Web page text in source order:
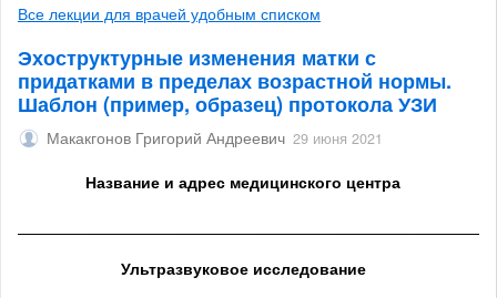
Все лекции для врачей удобным списком
Эхоструктурные изменения матки с
придатками в пределах возрастной нормы.
Шаблон (пример, образец) протокола УЗИ
Макакгонов Григорий Андреевич 29 июня 2021
Название и адрес медицинского центра
Ультразвуковое исследование